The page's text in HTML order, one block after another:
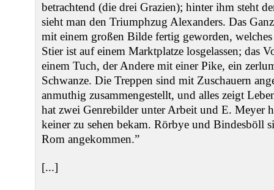
betrachtend (die drei Grazien); hinter ihm steht
sieht man den Triumphzug Alexanders. Das
mit einem großen Bilde fertig geworden,
Stier ist auf einem Marktplatze losgelassen; das
einem Tuch, der Andere mit einer Pike, ein
Schwanze. Die Treppen sind mit Zuschauern
anmuthig zusammengestellt, und alles zeigt
hat zwei Genrebilder unter Arbeit und E. Meyer
keiner zu sehen bekam. Rörbye und Bindesböll
Rom angekommen.”
[...]